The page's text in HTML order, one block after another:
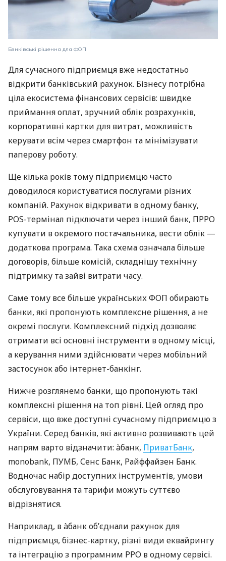
Банківські рішення для ФОП
Для сучасного підприємця вже недостатньо
відкрити банківський рахунок. Бізнесу потрібна
ціла екосистема фінансових сервісів: швидке
приймання оплат, зручний облік розрахунків,
корпоративні картки для витрат, можливість
керувати всім через смартфон та мінімізувати
паперову роботу.
Ще кілька років тому підприємцю часто
доводилося користуватися послугами різних
компаній. Рахунок відкривати в одному банку,
POS-термінал підключати через інший банк, ПРРО
купувати в окремого постачальника, вести облік —
додаткова програма. Така схема означала більше
договорів, більше комісій, складнішу технічну
підтримку та зайві витрати часу.
Саме тому все більше українських ФОП обирають
банки, які пропонують комплексне рішення, а не
окремі послуги. Комплексний підхід дозволяє
отримати всі основні інструменти в одному місці,
а керування ними здійснювати через мобільний
застосунок або інтернет-банкінг.
Нижче розглянемо банки, що пропонують такі
комплексні рішення на топ рівні. Цей огляд про
сервіси, що вже доступні сучасному підприємцю з
України. Серед банків, які активно розвивають цей
напрям варто відзначити: àбанк, ПриватБанк,
monobank, ПУМБ, Сенс Банк, Райффайзен Банк.
Водночас набір доступних інструментів, умови
обслуговування та тарифи можуть суттєво
відрізнятися.
Наприклад, в àбанк об’єднали рахунок для
підприємця, бізнес-картку, різні види еквайрингу
та інтеграцію з програмним РРО в одному сервісі.